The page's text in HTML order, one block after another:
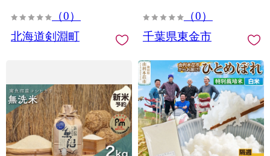
（0）
北海道剣淵町
朝食 贈答 取り寄せ ギフト
和8年産 千葉県産 鍋屋商店
（0）
千葉県東金市